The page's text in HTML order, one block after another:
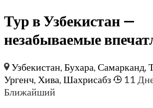
Тур в Узбекистан —
незабываемые
Узбекистан,Бухара,Самарканд,
Ургенч, Хива, Шахрисабз 11
Ближайший